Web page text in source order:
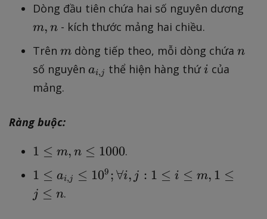
Dòng đầu tiên chứa hai số nguyên dương
m, n- kích thước mảng hai chiều.
Trên m
m dòng tiếp theo, mỗi dòng chứa n
n
số nguyên a
j
}
ai,j thể hiện hàng thứi
i của
mảng.
Ràng buộc:
1
e
m
1 ≤ m, n ≤ 1000.
1
\l
e
1 ≤ ai,j ≤ 109 ;∀i, j : 1 ≤ i ≤ m, 1 ≤
j ≤ n.